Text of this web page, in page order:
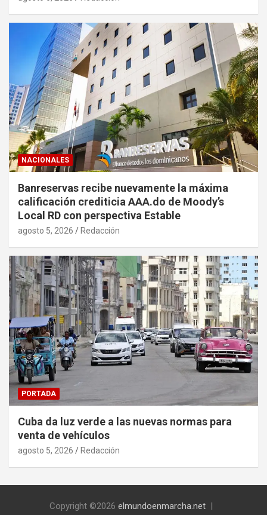
NACIONALES
Banreservas recibe nuevamente la máxima
calificación crediticia AAA.do de Moody’s
Local RD con perspectiva Estable
agosto 5, 2026 Redacción
PORTADA
Cuba da luz verde a las nuevas normas para
venta de vehículos
agosto 5, 2026 Redacción
Copyright ©2026 elmundoenmarcha.net